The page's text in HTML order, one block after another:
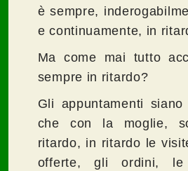
è sempre,
e continuamente, in
Ma come mai tutto
sempre in ritardo?
Gli appuntamenti
che con la moglie,
ritardo, in ritardo le
offerte, gli ordini, le